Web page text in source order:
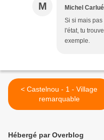
M Michel Carlué
Si si mais
l'état, tu
exemple.
< Castelnou - 1 - Village
remarquable
Hébergé par Overblog